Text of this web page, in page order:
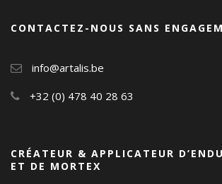
CONTACTEZ-NOUS SANS
info@artalis.be
+32 (0) 478 40 28 63
CRÉATEUR & APPLICATEUR
ET DE MORTEX